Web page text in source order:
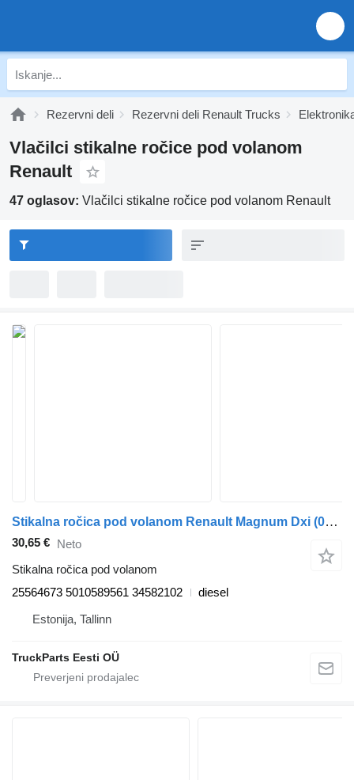
Rezervni deli Rezervni deli Renault Trucks
Vlačilci stikalne ročice pod volanom
Renault
47 oglasov: Vlačilci stikalne ročice pod volanom Renault
Stikalna ročica pod volanom Renault Magnum Dxi (01.05-12.13) 25564673 za vlačilec Renault Magnum (1990-2014)
30,65 € Neto
Stikalna ročica pod volanom
25564673 5010589561 34582102
diesel
Estonija, Tallinn
TruckParts Eesti OÜ